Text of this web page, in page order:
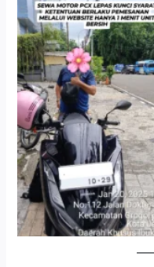
Antar Jemput Kendaraan